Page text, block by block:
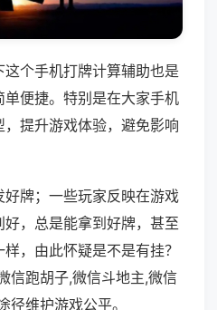
个手机打牌计算辅助也是
便捷。特别是在大家手机
提升游戏体验，避免影响
牌；一些玩家反映在游戏
，总是能拿到好牌，甚至
，由此怀疑是不是有挂？
信跑胡子,微信斗地主,微信
维护游戏公平。